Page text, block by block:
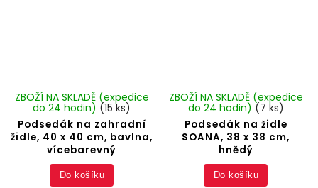
Podsedák na zahradní
židle, 40 x 40 cm, bavlna,
vícebarevný
ZBOŽÍ NA SKLADĚ (expedice
do 24 hodin) (15 ks)
Do košíku
Podsedák na židle
SOANA, 38 x 38 cm,
hnědý
ZBOŽÍ NA SKLADĚ (expedice
do 24 hodin) (7 ks)
Do košíku